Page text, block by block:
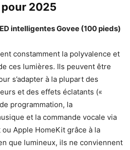
2025
intelligentes Govee (100 pieds)
constamment la polyvalence et
ces lumières. Ils peuvent être
s’adapter à la plupart des
et des effets éclatants («
programmation, la
et la commande vocale via
Apple HomeKit grâce à la
que lumineux, ils ne conviennent